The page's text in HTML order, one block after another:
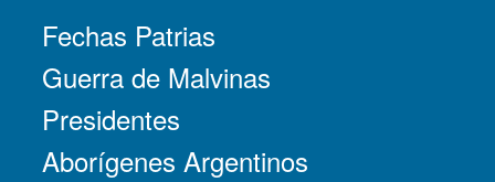
Fechas Patrias
Guerra de Malvinas
Presidentes
Aborígenes Argentinos